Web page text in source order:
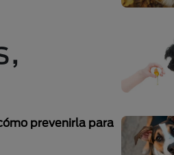
prevenirla para